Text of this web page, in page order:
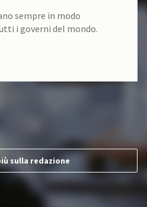
sempre in modo
i governi del mondo.
sulla redazione